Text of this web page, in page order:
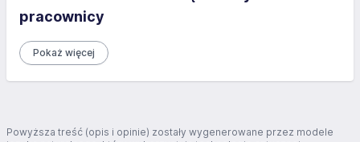
pracownicy
Pokaż więcej
Powyższa treść (opis i opinie) zostały wygenerowane przez modele